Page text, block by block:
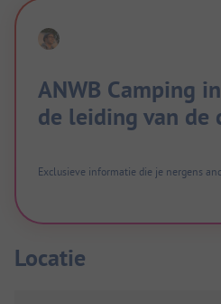
ANWB Camping
de leiding van de
Exclusieve informatie die je nergens
Locatie